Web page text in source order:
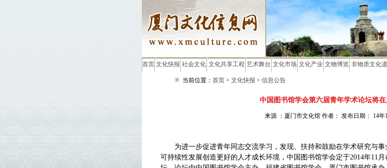
首页 文化快报 社会文化 文化共享工程 艺术舞台 文化市场 文化产业 文物博览 非物质文化
当前位置： 首页> 文化快报 > 信息公告
中国图书馆学会第六届青年学术论坛将
来源 ：厦门市文化馆 作者： 发布日期： 14年
为进一步促进青年同志交流学习，发现、扶持和鼓励在学术研究与
可持续性发展创造更好的人才成长环境，中国图书馆学会定于2014年11 月